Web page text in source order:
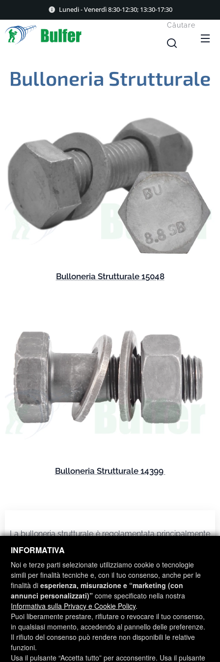
INFORMATIVA
Noi e terze parti selezionate utilizziamo cookie o tecnologie
simili per finalità tecniche e, con il tuo consenso, anche per le
finalità diesperienza, misurazione e “marketing (con
annunci personalizzati)” come specificato nella nostra
Informativa sulla Privacy e Cookie Policy.
Puoi liberamente prestare, rifiutare o revocare il tuo consenso,
in qualsiasi momento, accedendo al pannello delle preferenze.
Il rifiuto del consenso può rendere non disponibili le relative
funzioni.
Usa il pulsante “Accetta tutto” per acconsentire. Usa il pulsante
Lunedi - Venerdì 8:30-12:30; 13:30-17:30
Căutare
Bulloneria Strutturale
Bulloneria Strutturale 15048
Bulloneria Strutturale 14399
La bulloneria strutturale è regolamentata principalmente
dalle norme UNI EN 14399 e UNI EN 15048. La EN 14399
in sistemi HV, HR e HRC, costituiti da vite, dado e
rondella. La EN 15048, come la EN 14399, si occupa
della bulloneria strutturale, offrendo diverse classi, come
la 8.8, e trattamenti superficiali quali zincatura bianca ed
a caldo.
Altri prodotti Bulfer